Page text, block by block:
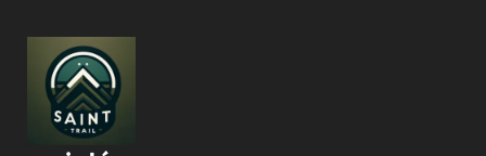
contenu